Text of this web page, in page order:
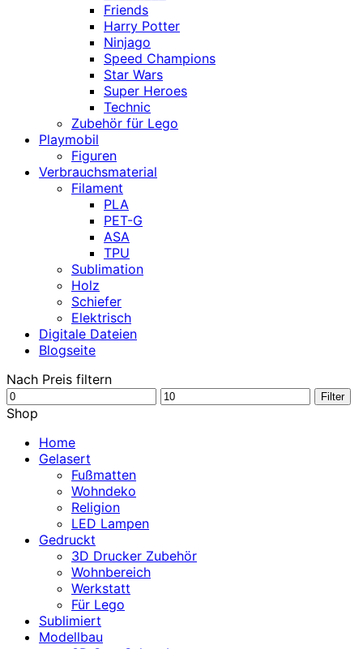
Friends
Harry Potter
Ninjago
Speed Champions
Star Wars
Super Heroes
Technic
Zubehör für Lego
Playmobil
Figuren
Verbrauchsmaterial
Filament
PLA
PET-G
ASA
TPU
Sublimation
Holz
Schiefer
Elektrisch
Digitale Dateien
Blogseite
Nach Preis filtern
Min.
Preis
Max.
Filter
Shop
Home
Gelasert
Fußmatten
Wohndeko
Religion
LED Lampen
Gedruckt
3D Drucker Zubehör
Wohnbereich
Werkstatt
Für Lego
Sublimiert
Modellbau